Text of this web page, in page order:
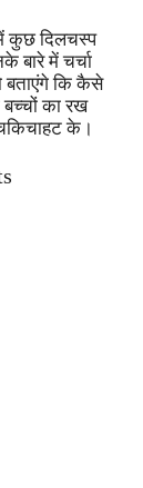
कुछ दिलचस्प
बारे में चर्चा
कि कैसे
का रख
के।